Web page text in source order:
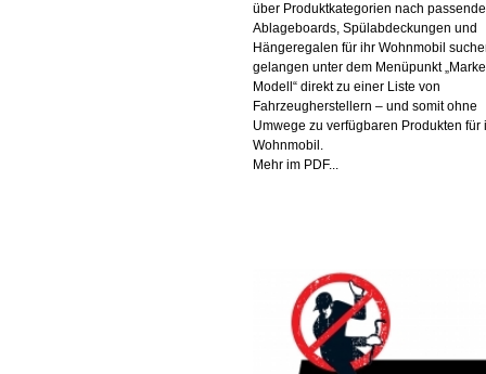
über Produktkategorien nach
Ablageboards, Spülabdeckungen und
Hängeregalen für ihr Wohnmobil
gelangen unter dem Menüpunkt
Modell“ direkt zu einer Liste von
Fahrzeugherstellern – und somit ohne
Umwege zu verfügbaren Produkten für
Wohnmobil.
Mehr im PDF...